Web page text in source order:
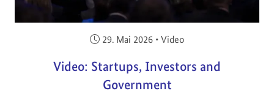
Veröffentlicht am:
29. Mai 2026 • Video
Video: Startups, Investors and
Government